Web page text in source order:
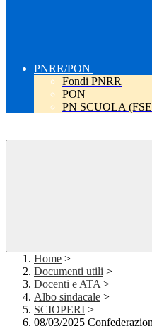
PNRR/PON
Fondi PNRR
PON
PN SCUOLA
Home >
Documenti utili >
Docenti e ATA >
Albo sindacale >
SCIOPERI >
08/03/2025